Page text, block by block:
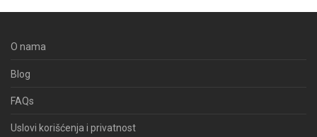
O nama
Blog
FAQs
Uslovi korišćenja i privatnost